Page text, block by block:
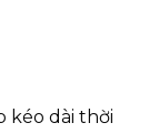
kéo dài thời